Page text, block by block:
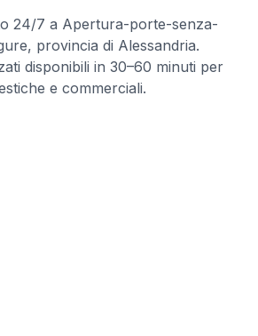
24/7 a Apertura-porte-senza-
, provincia di Alessandria.
disponibili in 30–60 minuti per
e commerciali.